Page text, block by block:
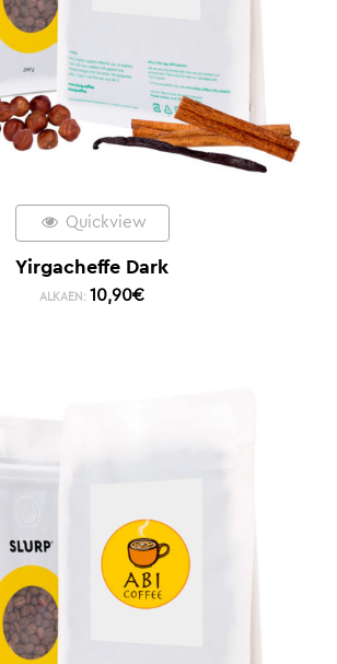
Quickview
Yirgacheffe Dark
ALKAEN: 10,90€